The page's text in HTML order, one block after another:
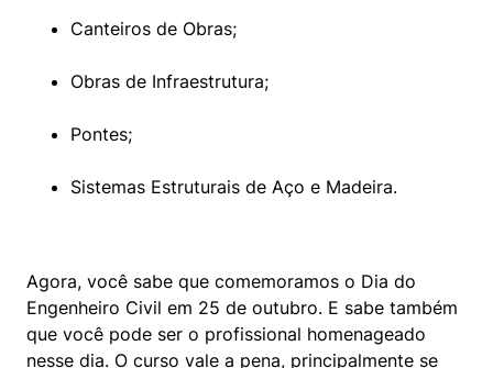
Canteiros de Obras;
Obras de Infraestrutura;
Pontes;
Sistemas Estruturais de Aço e Madeira.
Agora, você sabe que comemoramos o Dia do
Engenheiro Civil em 25 de outubro. E sabe também
que você pode ser o profissional homenageado
nesse dia. O curso vale a pena, principalmente se